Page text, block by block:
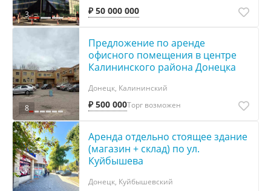
3 ₽ 50 000 000
8
Предложение по аренде
офисного помещения в центре
Калининского района Донецка
₽ 500 000Торг возможен
Донецк, Калининский
Аренда отдельно стоящее здание
(магазин + склад) по ул.
Куйбышева
Донецк, Куйбышевский